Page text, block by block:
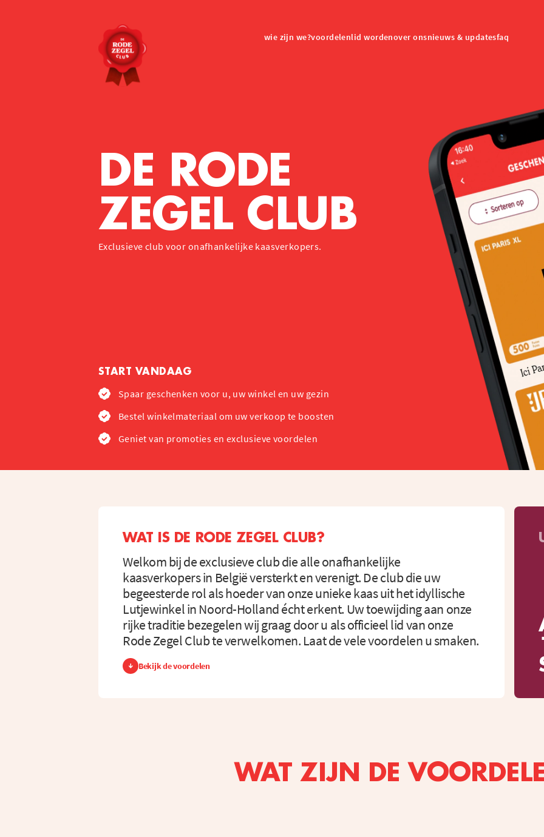
wie zijn we?voordelenlid wordenover onsnieuws & updatesfaq
DE RODE
ZEGEL CLUB
Exclusieve club voor onafhankelijke kaasverkopers.
START VANDAAG
Spaar geschenken voor u, uw winkel en uw gezin
Bestel winkelmateriaal om uw verkoop te boosten
Geniet van promoties en exclusieve voordelen
WAT IS DE RODE ZEGEL CLUB?
Welkom bij de exclusieve club die alle onafhankelijke
kaasverkopers in België versterkt en verenigt. De club die uw
begeesterde rol als hoeder van onze unieke kaas uit het idyllische
Lutjewinkel in Noord-Holland écht erkent. Uw toewijding aan onze
rijke traditie bezegelen wij graag door u als officieel lid van onze
Rode Zegel Club te verwelkomen. Laat de vele voordelen u smaken.
Bekijk de voordelen
WAT ZIJN DE